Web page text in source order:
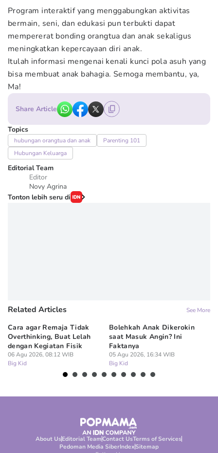
Program interaktif yang menggabungkan aktivitas
bermain, seni, dan edukasi pun terbukti dapat
mempererat bonding orangtua dan anak sekaligus
meningkatkan kepercayaan diri anak.
Itulah informasi mengenai kenali kunci pola asuh yang
bisa membuat anak bahagia. Semoga membantu, ya,
Ma!
Share Article
Topics
hubungan orangtua dan anak
Parenting 101
Hubungan Keluarga
Editorial Team
Editor
Novy Agrina
Tonton lebih seru di
Related Articles See More
Cara agar Remaja Tidak
Overthinking, Buat Lelah
dengan Kegiatan Fisik
06 Agu 2026, 08:12 WIB
Big Kid
Bolehkah Anak Dikerokin
saat Masuk Angin? Ini
Faktanya
05 Agu 2026, 16:34 WIB
Big Kid
About UsEditorial TeamContact UsTerms of Services
Pedoman Media SiberIndexSitemap